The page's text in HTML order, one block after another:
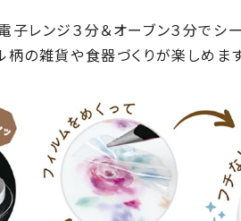
子レンジ３分＆オーブン３分でシ
の雑貨や食器づくりが楽しめます